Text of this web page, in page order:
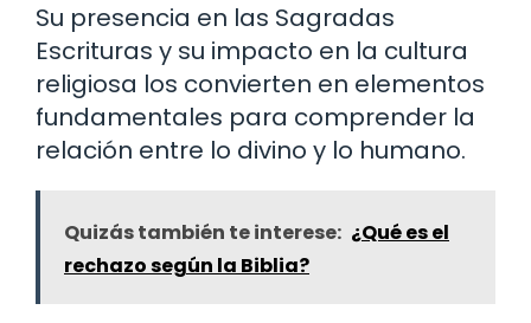
Su presencia en las Sagradas
Escrituras y su impacto en la cultura
religiosa los convierten en elementos
fundamentales para comprender la
relación entre lo divino y lo humano.
Quizás también te interese: ¿Qué es el
rechazo según la Biblia?